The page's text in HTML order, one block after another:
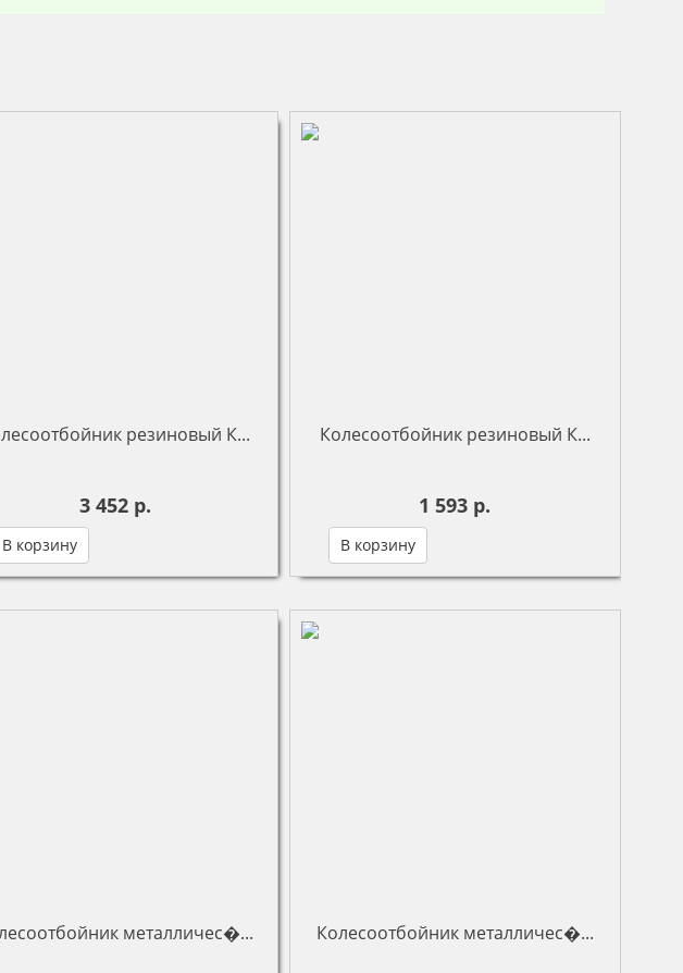
резиновый К...
3 452 р.
В корзину
Колесоотбойник резиновый К...
1 593 р.
В корзину
металличес�... Колесоотбойник металличес�...